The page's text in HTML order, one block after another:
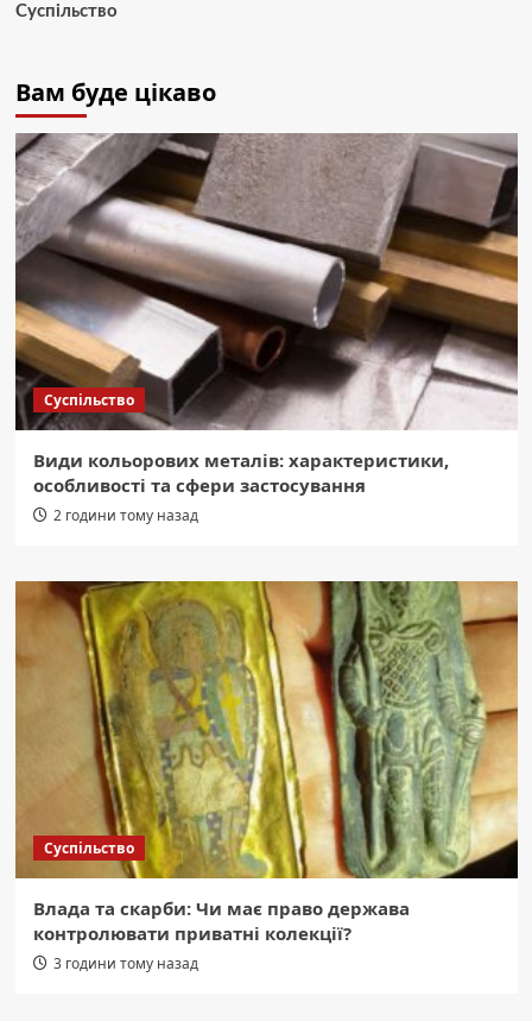
Суспільство
Вам буде цікаво
Суспільство
Види кольорових металів: характеристики,
особливості та сфери застосування
2 години тому назад
Суспільство
Влада та скарби: Чи має право держава
контролювати приватні колекції?
3 години тому назад